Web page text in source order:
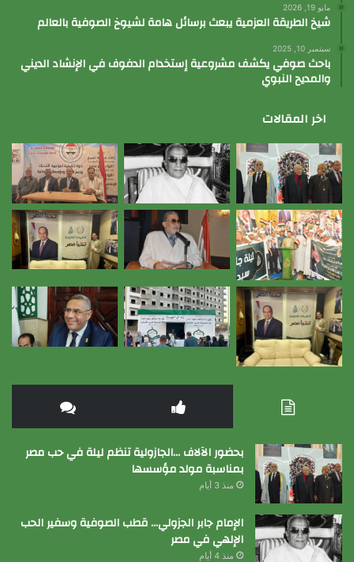
مايو 19, 2026
شيخ الطريقة العزمية يبعث برسائل هامة لشيوخ الصوفية بالعالم
سبتمبر 10, 2025
باحث صوفي يكشف مشروعية إستخدام الدفوف في الإنشاد الديني
والمديح النبوي
اخر المقالات
بحضور الآلاف …الجازولية تنظم ليلة في حب مصر
بمناسبة مولد مؤسسها
منذ 3 أيام
الإمام جابر الجزولي… قطب الصوفية وسفير الحب
الإلهي في مصر
منذ 4 أيام